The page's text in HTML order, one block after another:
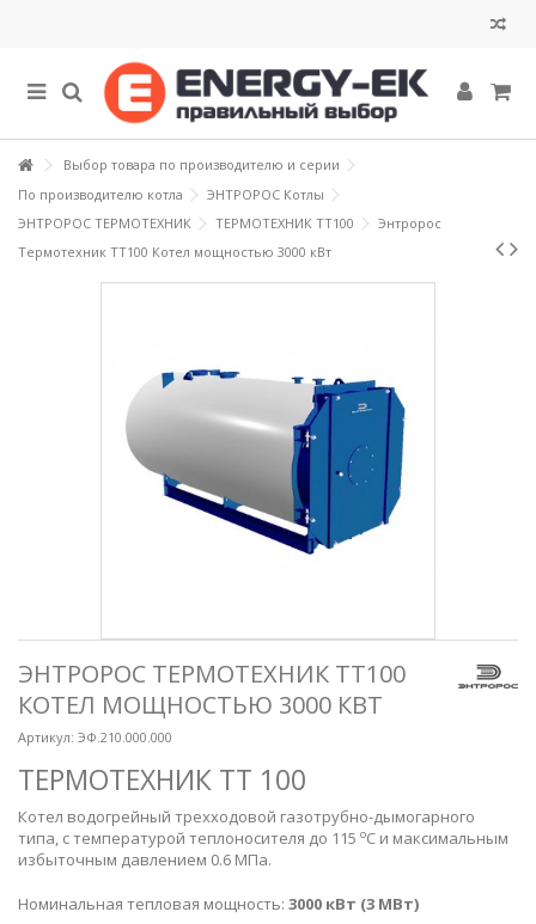
Выбор товара по производителю и серии
По производителю котла
ЭНТРОРОС Котлы
ЭНТРОРОС ТЕРМОТЕХНИК
ТЕРМОТЕХНИК ТТ100
Энтророс
Термотехник ТТ100 Котел мощностью 3000 кВт
ЭНТРОРОС ТЕРМОТЕХНИК ТТ100
КОТЕЛ МОЩНОСТЬЮ 3000 КВТ
Артикул: ЭФ.210.000.000
ТЕРМОТЕХНИК ТТ 100
Котел водогрейный трехходовой газотрубно-дымогарного
типа, с температурой теплоносителя до 115 оС и максимальным
избыточным давлением 0.6 МПа.
Номинальная тепловая мощность: 3000 кВт (3 МВт)